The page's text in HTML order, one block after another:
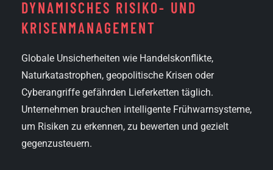
DYNAMISCHES RISIKO- UND
KRISEN­MANAGEMENT
Globale Unsicherheiten wie Handelskonflikte,
Naturkatastrophen, geopolitische Krisen oder
Cyberangriffe gefährden Lieferketten täglich.
Unternehmen brauchen intelligente Frühwarnsysteme,
um Risiken zu erkennen, zu bewerten und gezielt
gegenzusteuern.